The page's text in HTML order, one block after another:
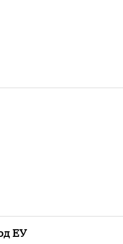
ЕУ